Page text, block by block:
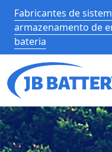
Fabricantes de
armazenamento de
bateria